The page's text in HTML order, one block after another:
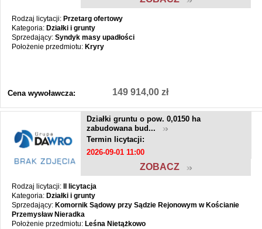
Rodzaj licytacji: Przetarg ofertowy
Kategoria: Działki i grunty
Sprzedający: Syndyk masy upadłości
Położenie przedmiotu: Kryry
Cena wywoławcza: 149 914,00 zł
Działki gruntu o pow. 0,0150 ha
zabudowana bud...
Termin licytacji:
2026-09-01 11:00
ZOBACZ
Rodzaj licytacji: II licytacja
Kategoria: Działki i grunty
Sprzedający: Komornik Sądowy przy Sądzie Rejonowym w Kościanie
Przemysław Nieradka
Położenie przedmiotu: Leśna Nietążkowo